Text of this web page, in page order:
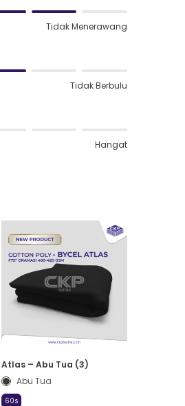
Tidak Menerawang
Tidak Berbulu
Hangat
Atlas – Abu Tua (3)
Abu Tua
60s